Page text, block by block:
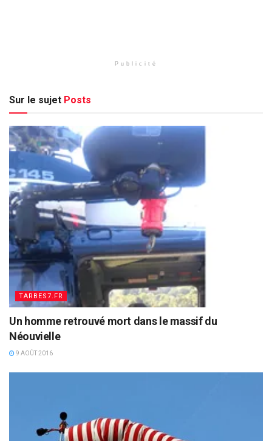
Publicité
Sur le sujet Posts
TARBES7.FR
Un homme retrouvé mort dans le massif du
Néouvielle
9 AOÛT 2016